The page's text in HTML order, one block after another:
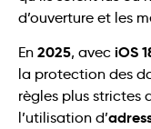
d’ouverture et les
En 2025, avec iOS
la protection des
règles plus strictes
l’utilisation d’